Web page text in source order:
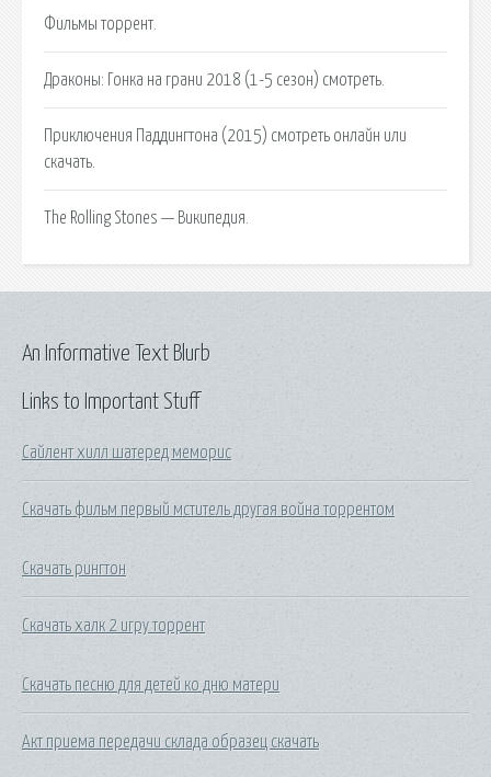
Фильмы торрент.
Драконы: Гонка на грани 2018 (1-5 сезон) смотреть.
Приключения Паддингтона (2015) смотреть онлайн или
скачать.
The Rolling Stones — Википедия.
Links to Important Stuff
Сайлент хилл шатеред меморис
Скачать фильм первый мститель другая война торрентом
Скачать рингтон
Скачать халк 2 игру торрент
Скачать песню для детей ко дню матери
Акт приема передачи склада образец скачать
An Informative Text Blurb